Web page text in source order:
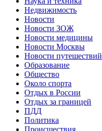
Недвижимость
Новости
Новости ЗОЖ
Новости медицины
Новости Москвы
Новости путешествий
Образование
Общество
Около спорта
Отдых в России
Отдых за границей
ПДД
Политика